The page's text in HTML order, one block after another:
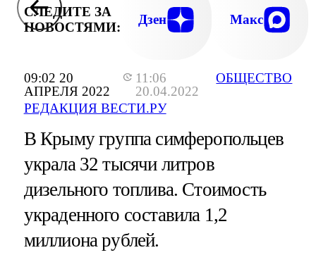
09:02 20
АПРЕЛЯ 2022
11:06
20.04.2022
РЕДАКЦИЯ ВЕСТИ.РУ
ОБЩЕСТВО
СЛЕДИТЕ ЗА
НОВОСТЯМИ:
Дзен Макс
В Крыму группа симферопольцев
украла 32 тысячи литров
дизельного топлива. Стоимость
украденного составила 1,2
миллиона рублей.